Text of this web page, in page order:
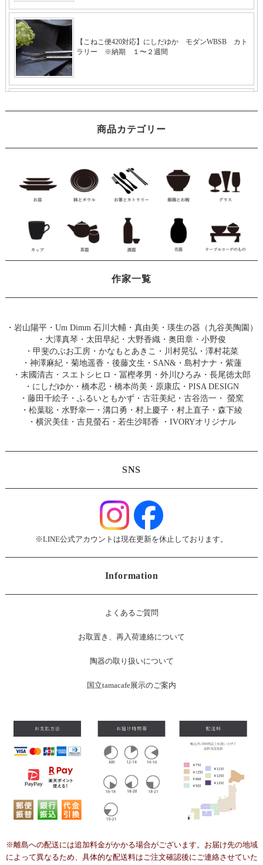
商品カテゴリー
作家一覧
・ 岩山陽平・ Um Dimm 石川大輔・真由美 ・ 瑛生の器（九谷美陶園）
・ 大澤真琴 ・ 太田早紀 ・ 大野香織 ・ 奥田章 ・ 小野俊
・ 甲斐のぶお工房 ・ かなもとあきこ ・ 川村晃弘 ・ 澤村花菜
・ 神澤麻紀・ 菊地遥香 ・ 後藤文生 ・ SAN& ・ 島村ナナ ・ 紫蓮
・ 末國清吉 ・ スエトシヒロ ・ 冨樫孝男 ・ 外川ひろみ ・ 長尾徳太郎
・ にしだゆか ・ 橋本忍 ・ 橋本尚美 ・ 原康広 ・ PISA DESIGN
・ 藤田千絵子 ・ ふるいともかず ・ 古荘美紀 ・ 古谷浩一 ・ 螢窯
・ 松葉聡 ・ 水野幸一 ・ 溝口勇 ・ 村上慶子 ・ 村上直子 ・ 森下綾
・ 横沢美佳・ 吉見螢石・ 若生沙耶香 ・ IVORYオリジナル
SNS
※LINE公式アカウントは現在更新を休止しております。
Information
よくあるご質問
お取置き、再入荷連絡について
陶器の取り扱いについて
国立tamacafe展示のご案内
※離島への配送には追加料金がかかる場合がございます。お届け先の地域
によって異なるため、具体的な配送料はご注文確認後にご連絡させていた